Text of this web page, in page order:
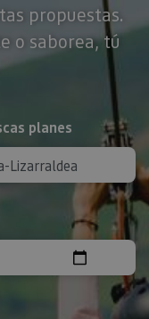
propuestas.
o saborea, tú
planes